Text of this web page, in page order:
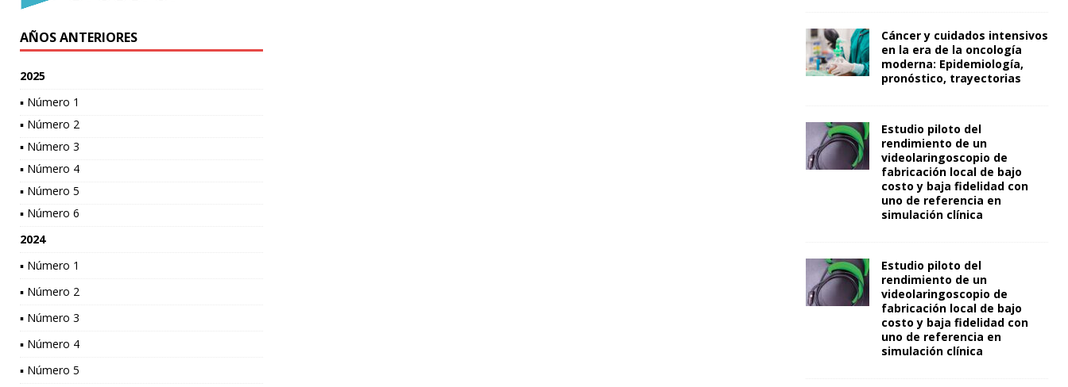
AÑOS ANTERIORES
2025
▪ Número 1
▪ Número 2
▪ Número 3
▪ Número 4
▪ Número 5
▪ Número 6
2024
▪ Número 1
▪ Número 2
▪ Número 3
▪ Número 4
▪ Número 5
Cáncer y cuidados intensivos
en la era de la oncología
moderna: Epidemiología,
pronóstico, trayectorias
Estudio piloto del
rendimiento de un
videolaringoscopio de
fabricación local de bajo
costo y baja fidelidad con
uno de referencia en
simulación clínica
Estudio piloto del
rendimiento de un
videolaringoscopio de
fabricación local de bajo
costo y baja fidelidad con
uno de referencia en
simulación clínica